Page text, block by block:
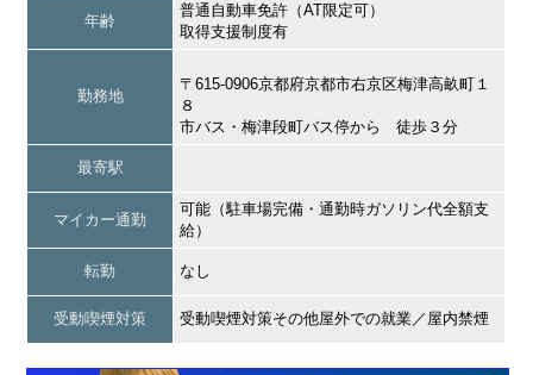
年齢
普通自動車免許（AT限定可）
取得支援制度有
勤務地
〒615-0906京都府京都市右京区梅津高畝町１
８
市バス・梅津段町バス停から 徒歩３分
最寄駅
マイカー通勤
可能（駐車場完備・通勤時ガソリン代全額支
給）
転勤 なし
受動喫煙対策 受動喫煙対策その他屋外での就業／屋内禁煙